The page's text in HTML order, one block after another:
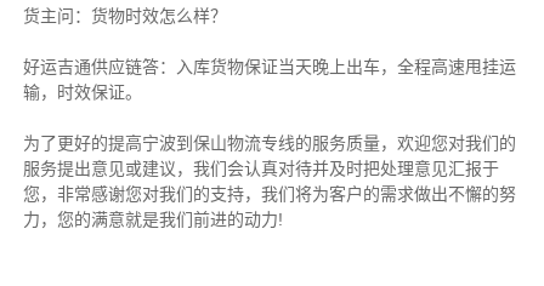
货主问：货物时效怎么样？
好运吉通供应链答：入库货物保证当天晚上出车，全程高速甩挂运
输，时效保证。
为了更好的提高宁波到保山物流专线的服务质量，欢迎您对我们的
服务提出意见或建议，我们会认真对待并及时把处理意见汇报于
您，非常感谢您对我们的支持，我们将为客户的需求做出不懈的努
力，您的满意就是我们前进的动力!